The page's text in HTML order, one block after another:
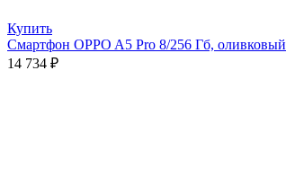
Купить
Смартфон OPPO A5 Pro 8/256 Гб, оливковый
14 734 ₽